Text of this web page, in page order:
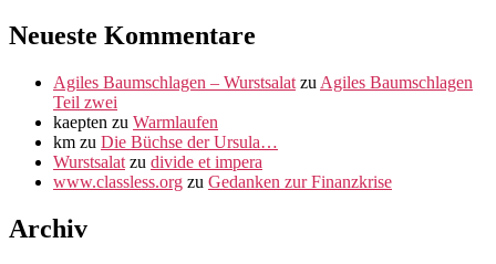
Neueste Kommentare
Agiles Baumschlagen – Wurstsalat zu Agiles Baumschlagen
Teil zwei
kaepten zu Warmlaufen
km zu Die Büchse der Ursula…
Wurstsalat zu divide et impera
www.classless.org zu Gedanken zur Finanzkrise
Archiv